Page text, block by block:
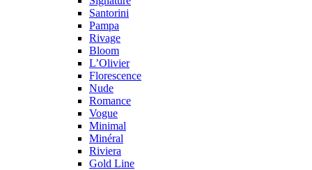
Santorini
Pampa
Rivage
Bloom
L’Olivier
Florescence
Nude
Romance
Vogue
Minimal
Minéral
Riviera
Gold Line